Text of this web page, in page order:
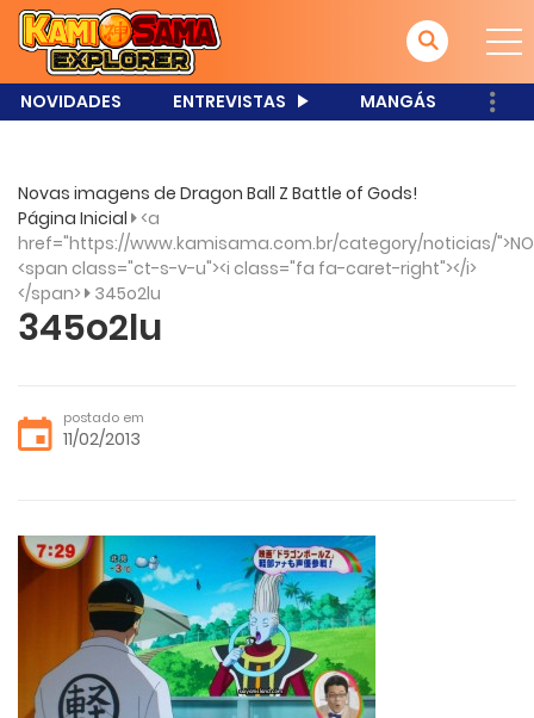
NOVIDADES ENTREVISTAS MANGÁS
Novas imagens de Dragon Ball Z Battle of Gods!
Página Inicial <a
href="https://www.kamisama.com.br/category/noticias/
<span class="ct-s-v-u"><i class="fa fa-caret-right"></i>
</span> 345o2lu
345o2lu
postado em
11/02/2013